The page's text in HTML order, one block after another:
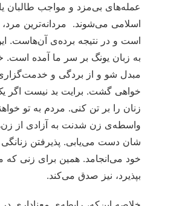
عمله‌های بی‌مزد و مواجب طالبان
اسلامی می‌شوند. مردانه‌ترین مرد،
است و در نتیجه برده‌ی آن‌هاست.
به زبان یونگ بر سر ما آمده
مبدل شو و از بردگی و خدمت‌گزاری
خواهی گشت. برایت بد نیست اگر
زنان را بر تن کنی. مردم به تو
واسطه‌ی زن شدنت به آزادی از
شان دست می‌یابی. پذیرفتن زنانگی
خود می‌انجامد. همین برای زنی که
بپذیرد، نیز صدق می‌کند.